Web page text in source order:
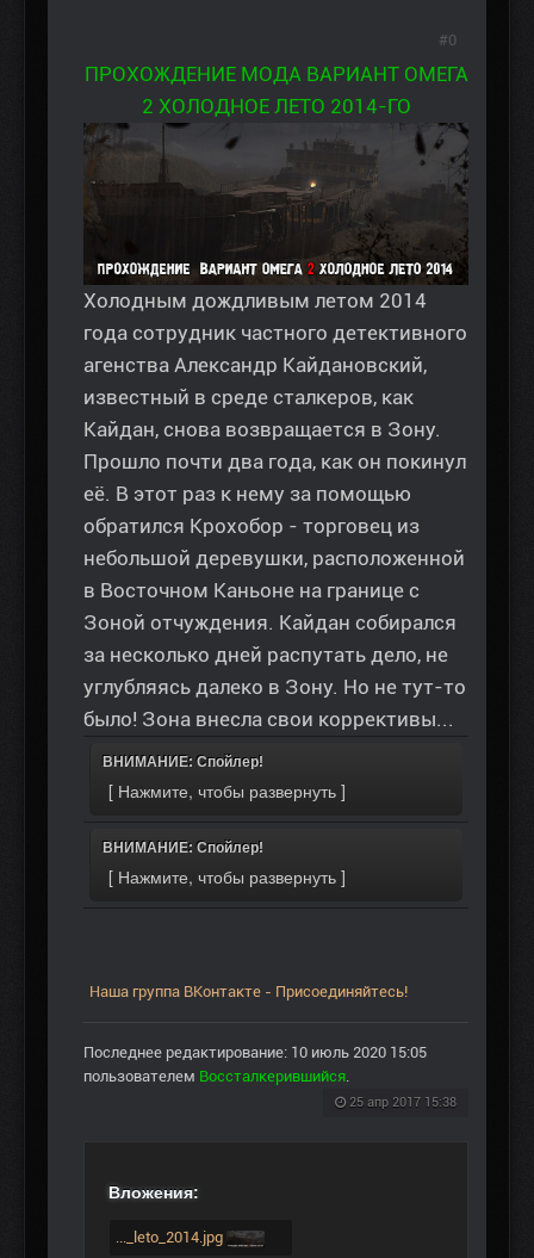
ПРОХОЖДЕНИЕ МОДА ВАРИАНТ ОМЕГА
2 ХОЛОДНОЕ ЛЕТО 2014-ГО
Холодным дождливым летом 2014
года сотрудник частного детективного
агенства Александр Кайдановский,
известный в среде сталкеров, как
Кайдан, снова возвращается в Зону.
Прошло почти два года, как он покинул
её. В этот раз к нему за помощью
обратился Крохобор - торговец из
небольшой деревушки, расположенной
в Восточном Каньоне на границе с
Зоной отчуждения. Кайдан собирался
за несколько дней распутать дело, не
углубляясь далеко в Зону. Но не тут-то
было! Зона внесла свои коррективы...
ВНИМАНИЕ: Спойлер!
ВНИМАНИЕ: Спойлер!
Наша группа ВКонтакте - Присоединяйтесь!
Последнее редактирование: 10 июль 2020 15:05
пользователем Воссталкерившийся.
25 апр 2017 15:38
#0
Вложения:
..._leto_2014.jpg